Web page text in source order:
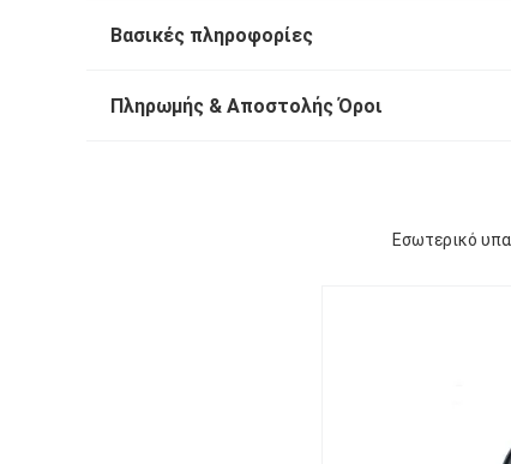
Βασικές πληροφορίες
Πληρωμής & Αποστολής Όροι
Εσωτερικό